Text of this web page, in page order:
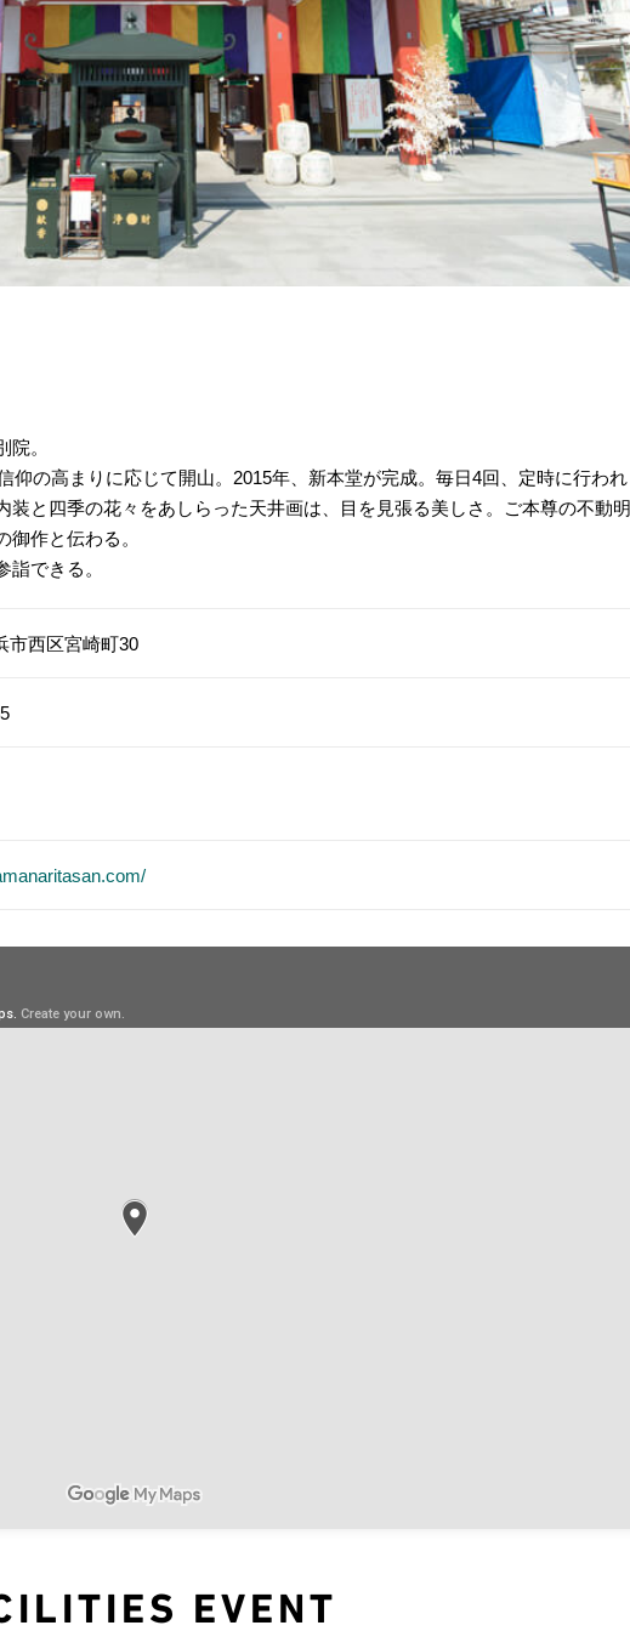
。
仰の高まりに応じて開山。2015年、新本堂が完成。毎日4回、定時に行われ
装と四季の花々をあしらった天井画は、目を見張る美しさ。ご本尊の不動明
作と伝わる。
できる。
市西区宮崎町30
EVENT